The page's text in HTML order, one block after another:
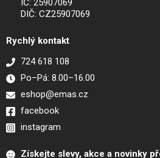
IČ: 25907069
DIČ: CZ25907069
Rychlý kontakt
724 618 108
Po–Pá: 8.00–16.00
eshop@emas.cz
facebook
instagram
Získejte slevy, akce a novinky